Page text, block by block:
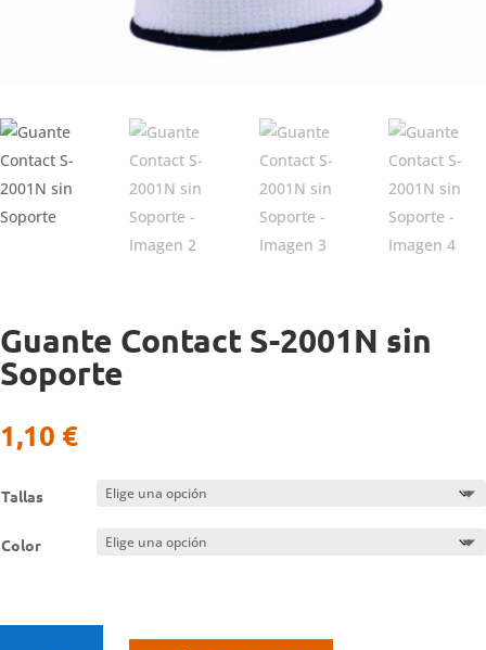
Guante Contact S-2001N sin
Soporte
1,10 €
Tallas
Color